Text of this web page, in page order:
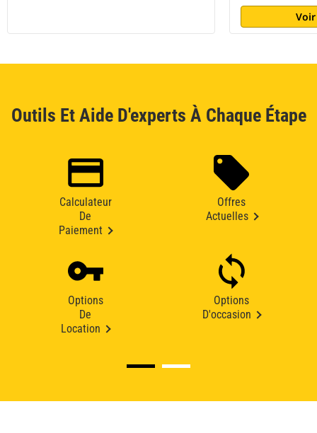
Outils Et Aide D'experts À Chaque Étape
Calculateur
De
Paiement
Offres
Actuelles
Options
De
Location
Options
D'occasion